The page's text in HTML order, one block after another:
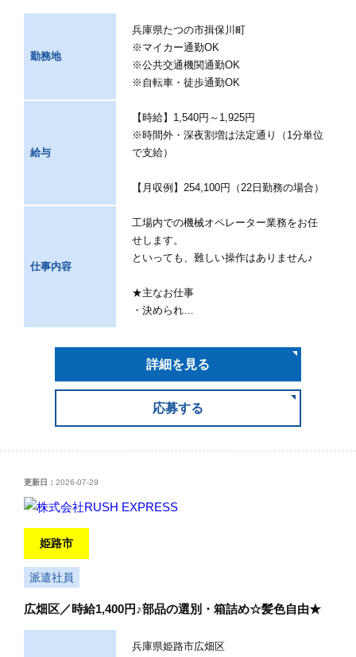
勤務地
兵庫県たつの市揖保川町
※マイカー通勤OK
※公共交通機関通勤OK
※自転車・徒歩通勤OK
給与
【時給】1,540円～1,925円
※時間外・深夜割増は法定通り（1分単位
で支給）
【月収例】254,100円（22日勤務の場合）
仕事内容
工場内での機械オペレーター業務をお任
せします。
といっても、難しい操作はありません♪
★主なお仕事
・決められ…
詳細を見る
応募する
更新日： 2026-07-29
姫路市
派遣社員
広畑区／時給1,400円♪部品の選別・箱詰め☆髪色自由★
兵庫県姫路市広畑区